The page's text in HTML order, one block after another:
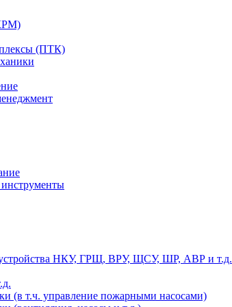
(ПТК)
устройства НКУ, ГРЩ, ВРУ, ЩСУ, ШР, АВР и т.д.
(в т.ч. управление пожарными насосами)